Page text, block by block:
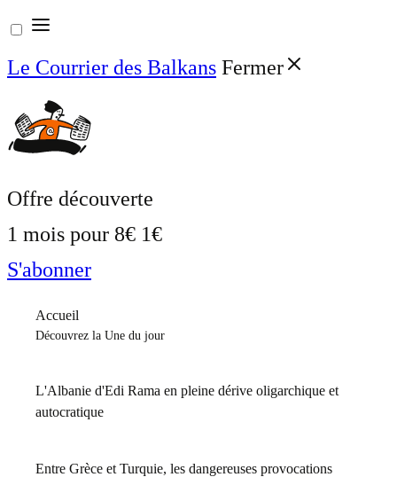
Aller
au
contenu
Le Courrier des Balkans Fermer
Offre découverte
1 mois pour 8€ 1€
S'abonner
Accueil
Découvrez la Une du jour
L'Albanie d'Edi Rama en pleine dérive oligarchique et
autocratique
Entre Grèce et Turquie, les dangereuses provocations